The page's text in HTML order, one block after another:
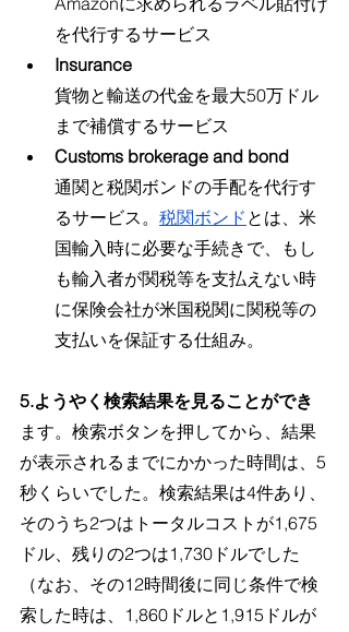
を代行するサービス
Insurance
貨物と輸送の代金を最大50万ドル
まで補償するサービス
Customs brokerage and bond
通関と税関ボンドの手配を代行す
るサービス。 税関ボンド とは、米
国輸入時に必要な手続きで、もし
も輸入者が関税等を支払えない時
に保険会社が米国税関に関税等の
支払いを保証する仕組み。
5.ようやく検索結果を見ることができ
ます。検索ボタンを押してから、結果
が表示されるまでにかかった時間は、5
秒くらいでした。検索結果は4件あり、
そのうち2つはトータルコストが1,675
ドル、残りの2つは1,730ドルでした
（なお、その12時間後に同じ条件で検
索した時は、1,860ドルと1,915ドルが